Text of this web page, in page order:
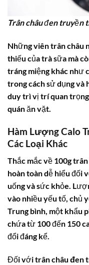
Trân châu đen truyền
Những viêntrân châu
thiếu của trà sữa mà
tráng miệng khác như
trong cách sử dụng và
duy trì vị trí quan
quán ăn vặt.
Hàm Lượng Calo
Các Loại Khác
Thắc mắc về 100g
hoàn toàn dễ hiểu đối
uống và sức khỏe.
vào nhiều yếu tố, chủ
Trung bình, một khẩu
chứa từ 100 đến 150
đổi đáng kể.
Đối vớitrân châu đen